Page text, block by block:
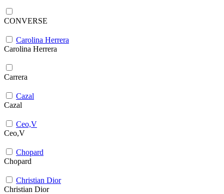
CONVERSE
Carolina Herrera
Carolina Herrera
Carrera
Cazal
Cazal
Ceo,V
Ceo,V
Chopard
Chopard
Christian Dior
Christian Dior